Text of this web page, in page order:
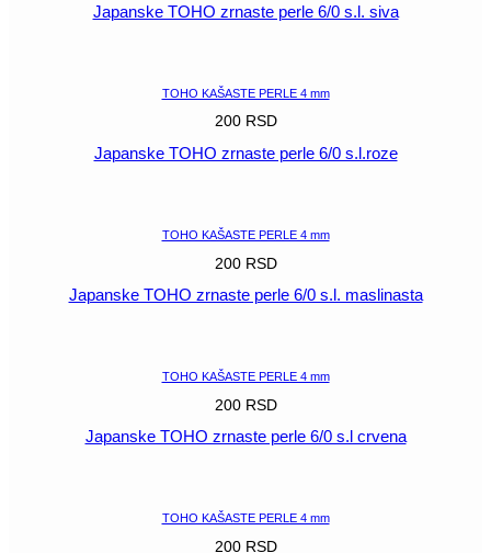
Japanske TOHO zrnaste perle 6/0 s.l. siva
TOHO KAŠASTE PERLE 4 mm
200 RSD
Japanske TOHO zrnaste perle 6/0 s.l.roze
TOHO KAŠASTE PERLE 4 mm
200 RSD
Japanske TOHO zrnaste perle 6/0 s.l. maslinasta
TOHO KAŠASTE PERLE 4 mm
200 RSD
Japanske TOHO zrnaste perle 6/0 s.l crvena
TOHO KAŠASTE PERLE 4 mm
200 RSD